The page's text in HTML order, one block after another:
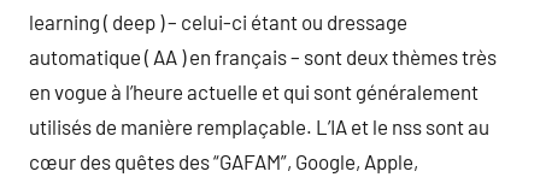
learning ( deep ) – celui-ci étant ou dressage
automatique ( AA ) en français – sont deux thèmes très
en vogue à l’heure actuelle et qui sont généralement
utilisés de manière remplaçable. L’IA et le nss sont au
cœur des quêtes des “GAFAM”, Google, Apple,